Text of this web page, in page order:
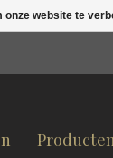
onze website te